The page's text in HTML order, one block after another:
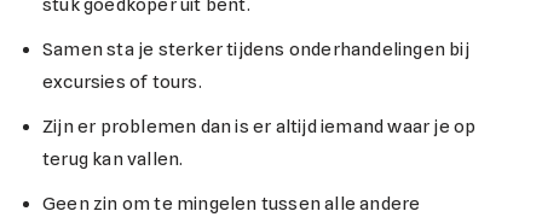
stuk goedkoper uit bent.
Samen sta je sterker tijdens onderhandelingen bij
excursies of tours.
Zijn er problemen dan is er altijd iemand waar je op
terug kan vallen.
Geen zin om te mingelen tussen alle andere